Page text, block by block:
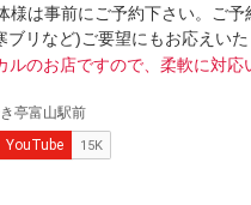
様は事前にご予約下さい。ご予
ブリなど)ご要望にもお応えいた
ルのお店ですので、柔軟に対応